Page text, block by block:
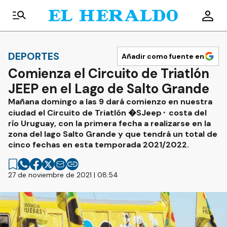
DEPORTES Añadir como fuente en
Comienza el Circuito de Triatlón
JEEP en el Lago de Salto Grande
Mañana domingo a las 9 dará comienzo en nuestra
ciudad el Circuito de Triatlón �SJeep⬝ costa del
río Uruguay, con la primera fecha a realizarse en la
zona del lago Salto Grande y que tendrá un total de
cinco fechas en esta temporada 2021/2022.
27 de noviembre de 2021 | 08:54